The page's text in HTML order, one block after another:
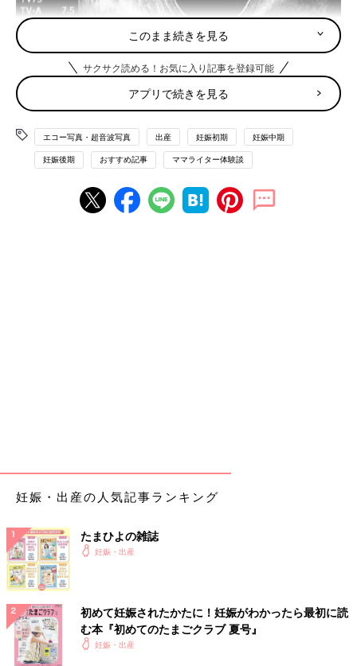
不妊治療専門クリニックで5回目の体外受精を行い、その後医師
体調は何も変化はないので、相変わらず妊娠している実感はわか
ず。エコー画像を見るまで赤ちゃんが無事おなかの中で育ってい
るかどうか不安でいっぱいでした。不妊治療専門クリニックから
分娩可能な病院を紹介しているリストをもらうと、近隣で一番大
このまま続きを見る
サクサク読める！お気に入り記事を登録可能
アプリで続きを見る
エコー写真・超音波写真 出産 妊娠初期 妊娠中期
妊娠後期 おすすめ記事 ママライター体験談
妊娠・出産の人気記事ランキング
たまひよの雑誌
妊娠・出産
初めて妊娠されたかたに！妊娠がわかったら最初に読
む本『初めてのたまごクラブ 夏号』
妊娠・出産